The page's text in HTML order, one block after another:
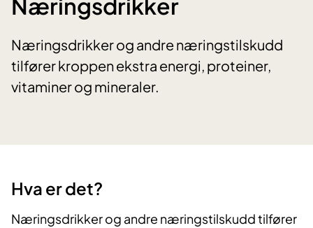
Næringsdrikker og andre næringstilskudd
tilfører kroppen ekstra energi, proteiner,
vitaminer og mineraler.
Hva er det?​
Næringsdrikker og andre næringstilskudd tilfører